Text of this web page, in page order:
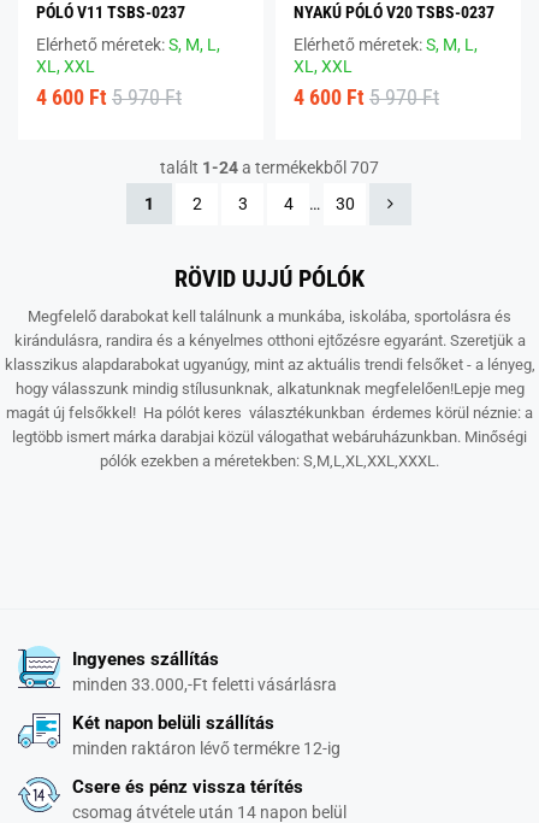
PÓLÓ V11 TSBS-0237
Elérhető méretek:S, M, L,
XL,XXL
4 600 Ft 5 970 Ft
NYAKÚ PÓLÓ V20 TSBS-0237
Elérhető méretek:S, M, L,
XL,XXL
4 600 Ft 5 970 Ft
talált 1-24a termékekből 707
1
2 3 4 … 30
RÖVID UJJÚ PÓLÓK
Megfelelő darabokat kell találnunk a munkába, iskolába, sportolásra és
kirándulásra, randira és a kényelmes otthoni ejtőzésre egyaránt. Szeretjük a
klasszikus alapdarabokat ugyanúgy, mint az aktuális trendi felsőket - a lényeg,
hogy válasszunk mindig stílusunknak, alkatunknak megfelelően!Lepje meg
magát új felsőkkel! Ha pólót keres választékunkban érdemes körül néznie: a
legtöbb ismert márka darabjai közül válogathat webáruházunkban. Minőségi
pólók ezekben a méretekben: S,M,L,XL,XXL,XXXL.
Ingyenes szállítás
minden 33.000,-Ft feletti vásárlásra
Két napon belüli szállítás
minden raktáron lévő termékre 12-ig
Csere és pénz vissza térítés
csomag átvétele után 14 napon belül